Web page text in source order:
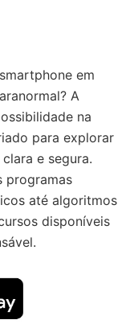
em
A
na
para explorar
e segura.
programas
até algoritmos
disponíveis